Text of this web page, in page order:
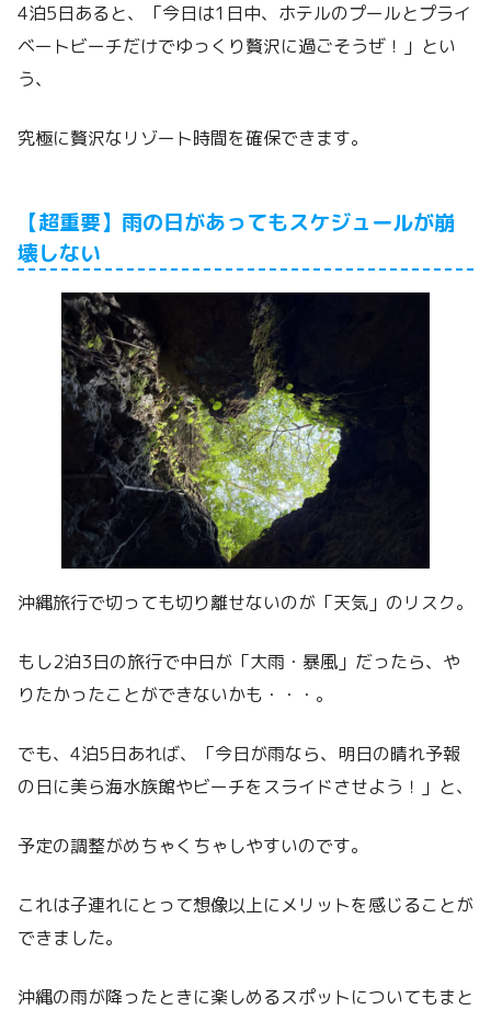
4泊5日あると、「今日は1日中、ホテルのプールとプライ
ベートビーチだけでゆっくり贅沢に過ごそうぜ！」とい
う、
究極に贅沢なリゾート時間を確保できます。
【超重要】雨の日があってもスケジュールが崩
壊しない
沖縄旅行で切っても切り離せないのが「天気」のリスク。
もし2泊3日の旅行で中日が「大雨・暴風」だったら、や
りたかったことができないかも・・・。
でも、4泊5日あれば、「今日が雨なら、明日の晴れ予報
の日に美ら海水族館やビーチをスライドさせよう！」と、
予定の調整がめちゃくちゃしやすいのです。
これは子連れにとって想像以上にメリットを感じることが
できました。
沖縄の雨が降ったときに楽しめるスポットについてもまと